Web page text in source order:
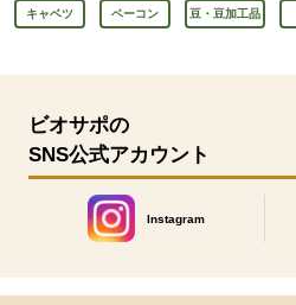
キャベツ ベーコン 豆・豆加工品
ビオサポの
SNS公式アカウント
Instagram
別のウィンドウで開きます。